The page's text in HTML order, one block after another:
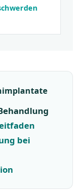
bei